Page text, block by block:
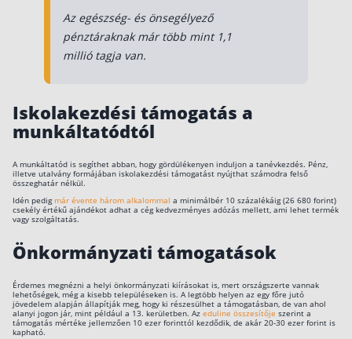
Az egészség- és önsegélyező
pénztáraknak már több mint 1,1
millió tagja van.
Iskolakezdési támogatás a
munkáltatódtól
A munkáltatód is segíthet abban, hogy gördülékenyen induljon a tanévkezdés. Pénz,
illetve utalvány formájában iskolakezdési támogatást nyújthat számodra felső
összeghatár nélkül.
Idén pedigmár évente három alkalommal a minimálbér 10 százalékáig (26 680 forint)
csekély értékű ajándékot adhat a cég kedvezményes adózás mellett, ami lehet termék
vagy szolgáltatás.
Önkormányzati támogatások
Érdemes megnézni a helyi önkormányzati kiírásokat is, mert országszerte vannak
lehetőségek, még a kisebb településeken is. A legtöbb helyen az egy főre jutó
jövedelem alapján állapítják meg, hogy ki részesülhet a támogatásban, de van ahol
alanyi jogon jár, mint például a 13. kerületben. Az eduline összesítője szerint a
támogatás mértéke jellemzően 10 ezer forinttól kezdődik, de akár 20-30 ezer forint is
kapható.